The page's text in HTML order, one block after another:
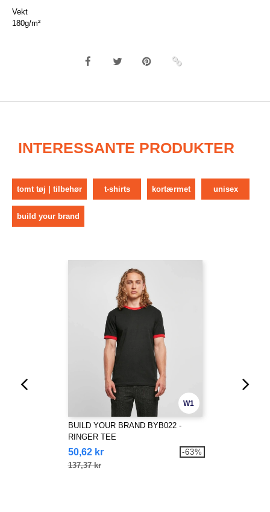
Vekt
180g/m²
INTERESSANTE PRODUKTER
tomt tøj | tilbehør t-shirts kortærmet unisex
build your brand
W1
BUILD YOUR BRAND BYB022 -
RINGER TEE
50,62 kr
137,37 kr
-63%